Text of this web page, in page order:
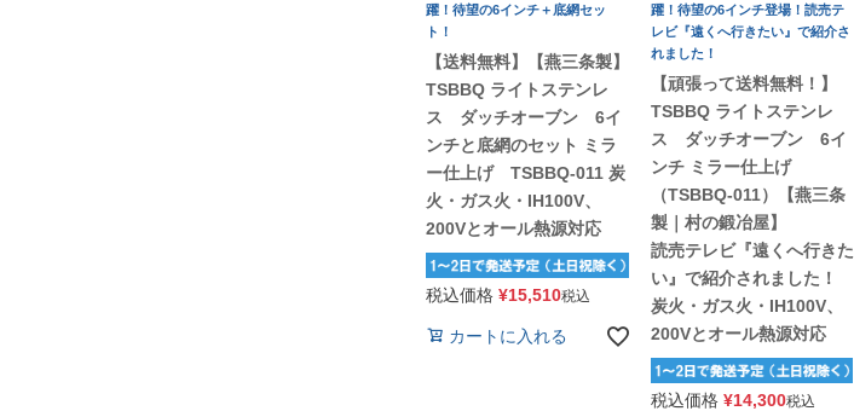
躍！待望の6インチ＋底網セッ
ト！
【送料無料】【燕三条製】
TSBBQ ライトステンレ
ス ダッチオーブン 6イ
ンチと底網のセット ミラ
ー仕上げ TSBBQ-011 炭
火・ガス火・IH100V、
200Vとオール熱源対応
税込価格 ¥15,510税込
カートに入れる
躍！待望の6インチ登場！読売テ
レビ『遠くへ行きたい』で紹介さ
れました！
【頑張って送料無料！】
TSBBQ ライトステンレ
ス ダッチオーブン 6イ
ンチ ミラー仕上げ
（TSBBQ-011）【燕三条
製｜村の鍛冶屋】
読売テレビ『遠くへ行きた
い』で紹介されました！
炭火・ガス火・IH100V、
200Vとオール熱源対応
税込価格 ¥14,300税込